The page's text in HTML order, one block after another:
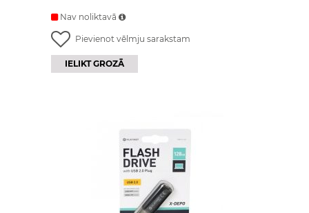
Nav noliktavā
Pievienot vēlmju sarakstam
IELIKT GROZĀ